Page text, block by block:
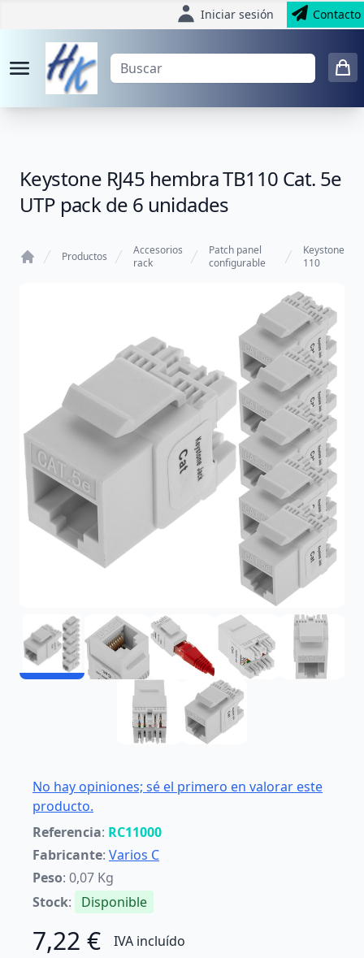
Iniciar sesión Contacto
Keystone RJ45 hembra TB110 Cat. 5e
UTP pack de 6 unidades
Productos
Accesorios
rack
Patch panel
configurable
Keystone
110
No hay opiniones; sé el primero en valorar este
producto.
Referencia: RC11000
Fabricante: Varios C
Peso: 0,07 Kg
Stock: Disponible
7,22 € IVA incluído